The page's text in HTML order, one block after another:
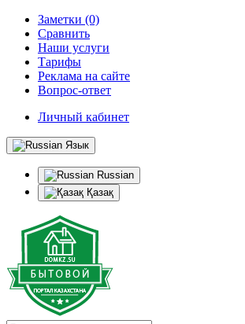
Заметки (0)
Сравнить
Наши услуги
Тарифы
Реклама на сайте
Вопрос-ответ
Личный кабинет
Язык
Russian
Қазақ